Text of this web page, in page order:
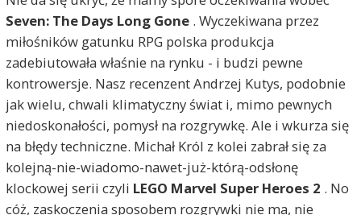
Seven: The Days Long Gone. Wyczekiwana przez
miłośników gatunku RPG polska produkcja
zadebiutowała właśnie na rynku - i budzi pewne
kontrowersje. Nasz recenzent Andrzej Kutys, podobnie
jak wielu, chwali klimatyczny świat i, mimo pewnych
niedoskonałości, pomysł na rozgrywkę. Ale i wkurza się
na błędy techniczne. Michał Król z kolei zabrał się za
kolejną-nie-wiadomo-nawet-już-którą-odsłonę
klockowej serii czyli LEGO Marvel Super Heroes 2 . No
cóż, zaskoczenia sposobem rozgrywki nie ma, nie